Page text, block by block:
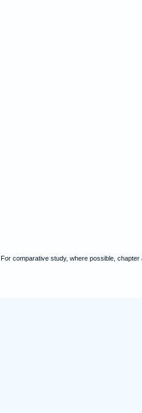
For comparative study, where possible,